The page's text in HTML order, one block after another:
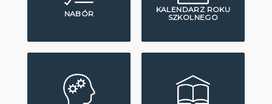
NABÓR
KALENDARZ ROKU
SZKOLNEGO